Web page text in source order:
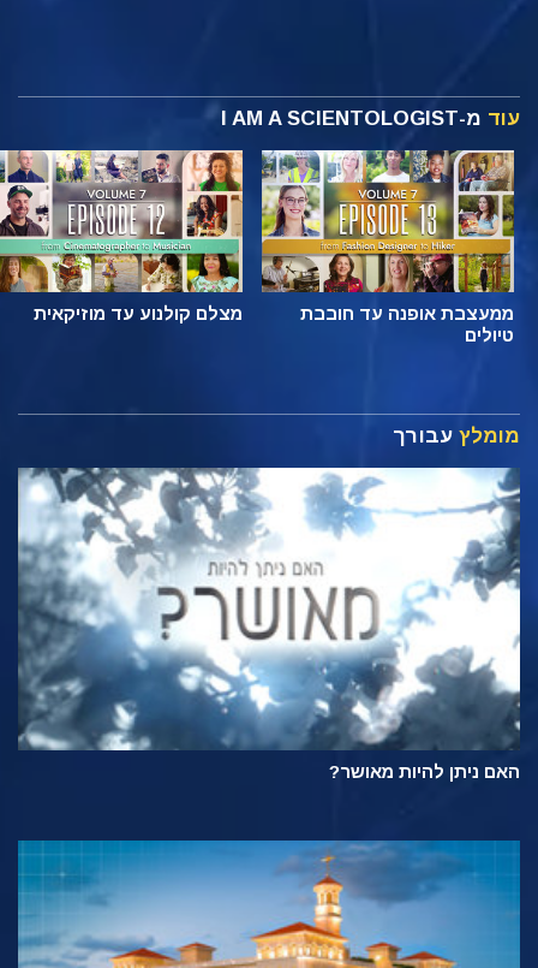
עוד מ-I AM A SCIENTOLOGIST
ממעצבת אופנה עד חובבת
טיולים
מצלם קולנוע עד מוזיקאית
מומלץ עבורך
האם ניתן להיות מאושר?